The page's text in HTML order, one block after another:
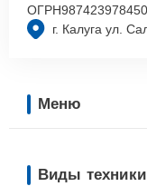
г. Калуга ул.
ОГРН
Меню
Виды техники